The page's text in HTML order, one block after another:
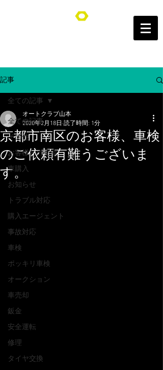
オートクラブ山本/Auto Club YAMAMOTO
記事
全ての記事
その他
お客様との交流
車購入
お知らせ
トラブル対応
購入エージェント
事故対応
車検
ポッキリ車検
オークション
車売却
鈑金
安全運転
修理
タイヤ交換
全ての記事
京都市南区のお客様、車検
のご依頼有難うございま
す。
オートクラブ山本
2020年2月18日 読了時間: 1分